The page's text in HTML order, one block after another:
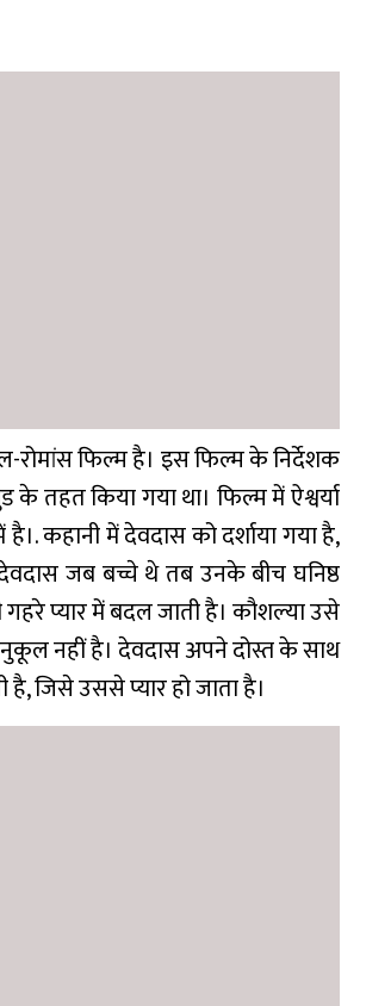
रोमांस फिल्म है। इस फिल्म के निर्देशक
तहत किया गया था। फिल्म में ऐश्वर्या
कहानी में देवदास को दर्शाया गया है,
जब बच्चे थे तब उनके बीच घनिष्ठ
प्यार में बदल जाती है। कौशल्या उसे
नहीं है। देवदास अपने दोस्त के साथ
जिसे उससे प्यार हो जाता है।